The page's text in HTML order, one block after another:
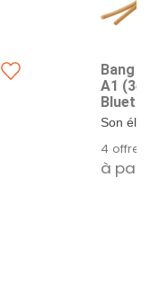
Bang
A1
Son
4 offres
à